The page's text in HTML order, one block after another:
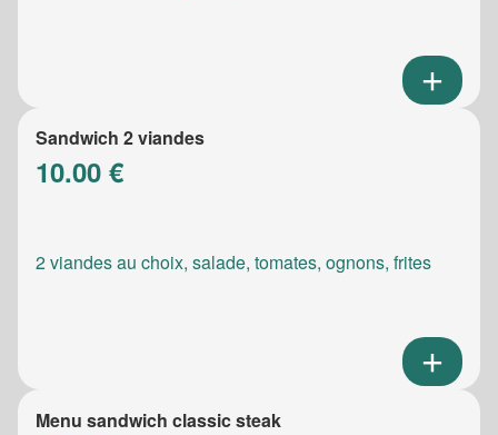
Sandwich 2 viandes
10.00 €
2 viandes au choix, salade, tomates, ognons, frites
Menu sandwich classic steak